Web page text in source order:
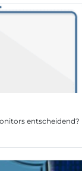
entscheidend?